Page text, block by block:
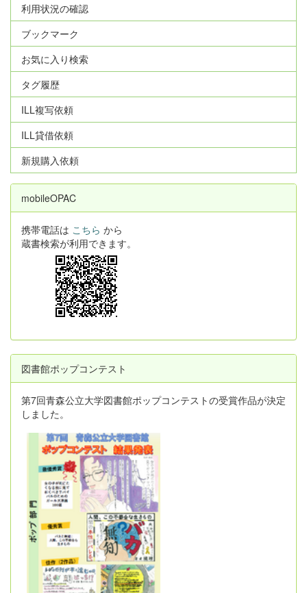
利用状況の確認
ブックマーク
お気に入り検索
タグ履歴
ILL複写依頼
ILL貸借依頼
新規購入依頼
mobileOPAC
携帯電話は こちら から
蔵書検索が利用できます。
図書館ポップコンテスト
第7回青森公立大学図書館ポップコンテストの受賞作品が決定
しました。